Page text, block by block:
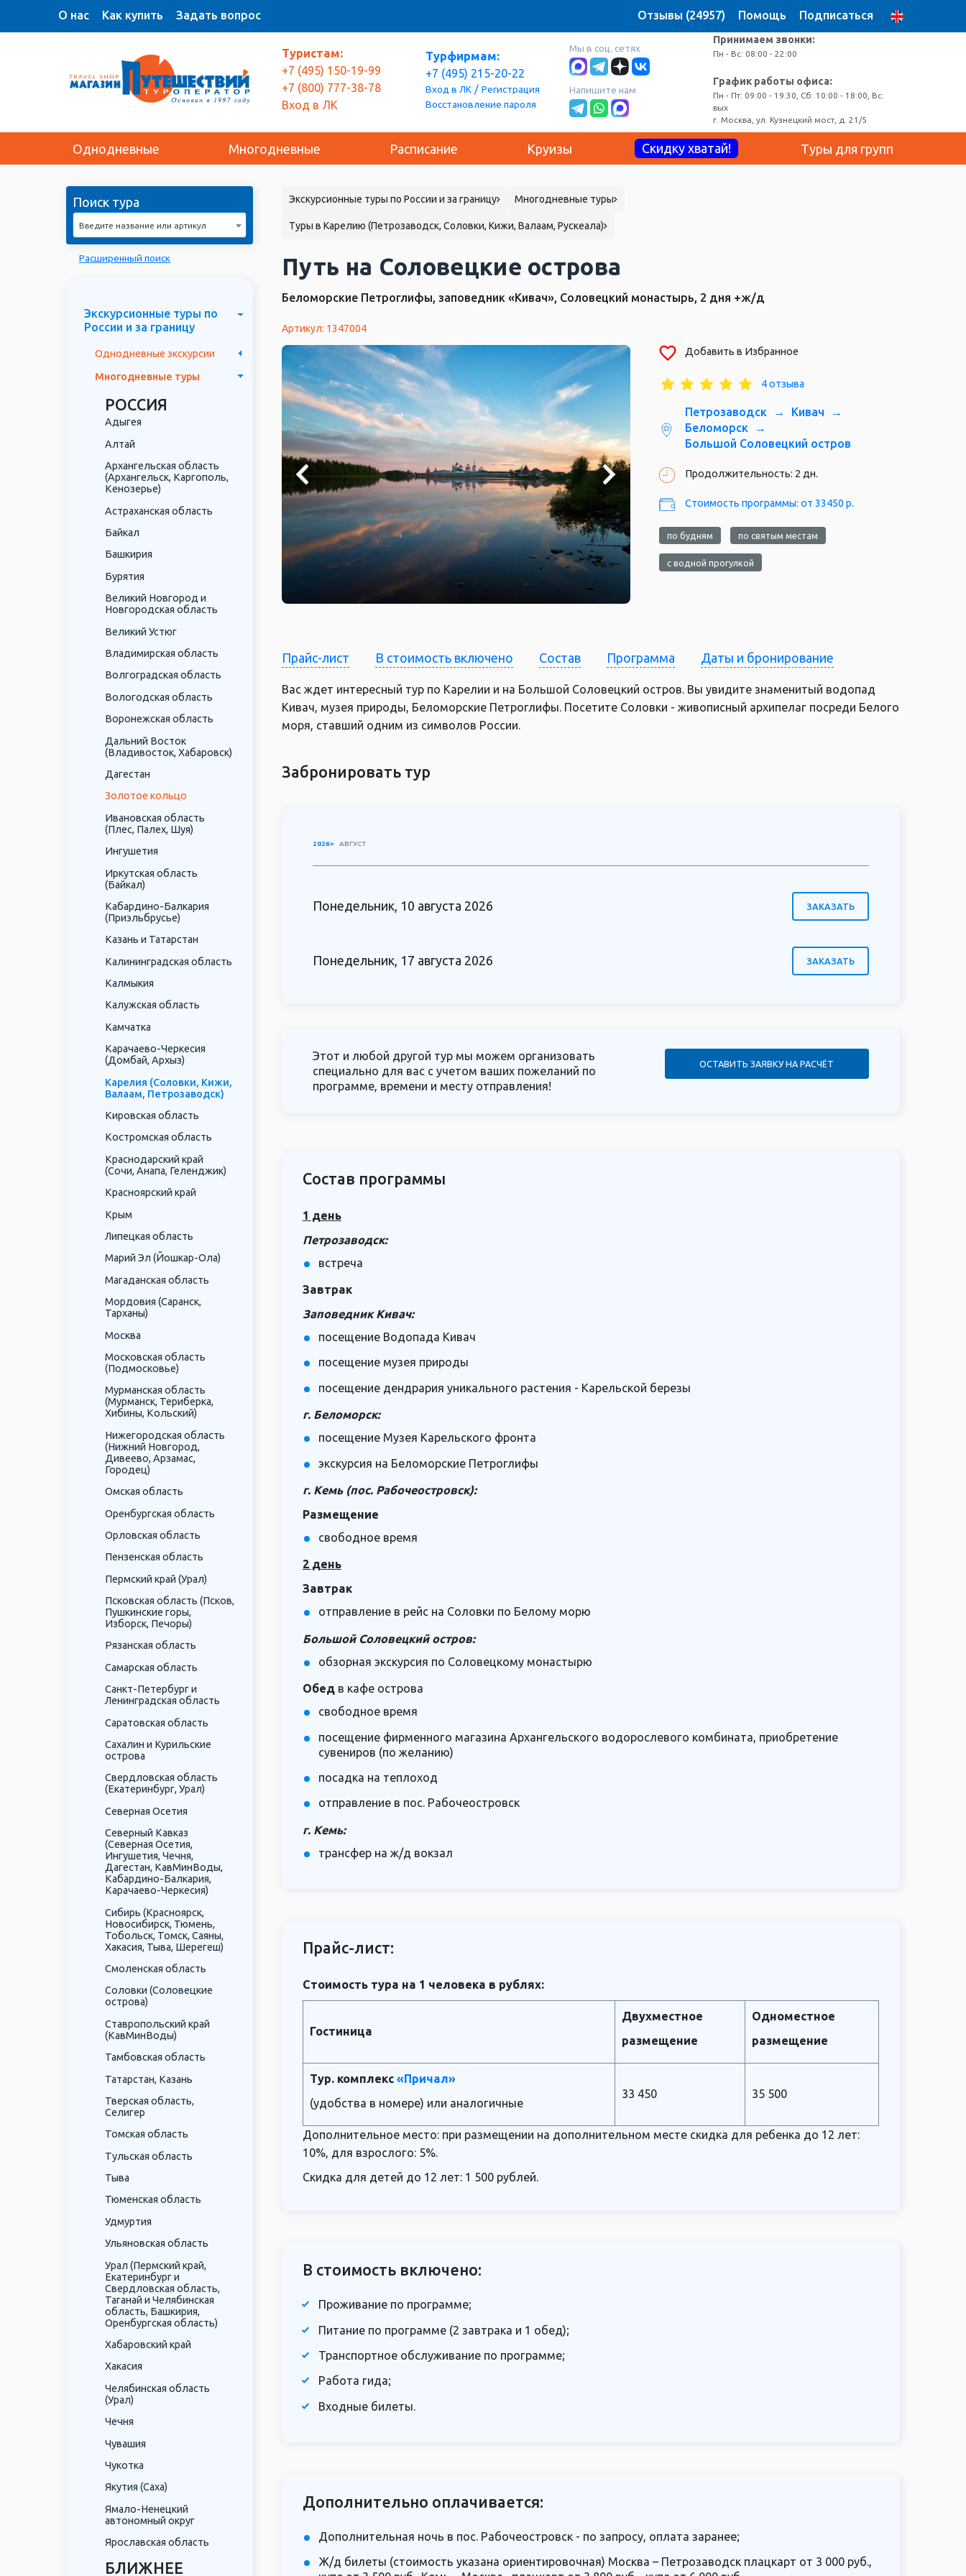
О нас Как купить Задать вопрос Отзывы (24957) Помощь Подписаться
Туристам:
+7 (495) 150-19-99
+7 (800) 777-38-78
Вход в ЛК
Турфирмам:
+7 (495) 215-20-22
Вход в ЛК / Регистрация
Восстановление пароля
Мы в соц. сетях
Напишите нам
Принимаем звонки:
Пн - Вс: 08:00 - 22:00
График работы офиса:
Пн - Пт: 09:00 - 19:30, Сб: 10:00 - 18:00, Вс:
вых
г. Москва, ул. Кузнецкий мост, д. 21/5
Однодневные Многодневные Расписание Круизы Скидку хватай! Туры для групп
Поиск тура
Введите название или артикул
Расширенный поиск
Экскурсионные туры по
России и за границу
Однодневные экскурсии
Многодневные туры
РОССИЯ
Адыгея
Алтай
Архангельская область
(Архангельск, Каргополь,
Кенозерье)
Астраханская область
Байкал
Башкирия
Бурятия
Великий Новгород и
Новгородская область
Великий Устюг
Владимирская область
Волгоградская область
Вологодская область
Воронежская область
Дальний Восток
(Владивосток, Хабаровск)
Дагестан
Золотое кольцо
Ивановская область
(Плес, Палех, Шуя)
Ингушетия
Иркутская область
(Байкал)
Кабардино-Балкария
(Приэльбрусье)
Казань и Татарстан
Калининградская область
Калмыкия
Калужская область
Камчатка
Карачаево-Черкесия
(Домбай, Архыз)
Карелия (Соловки, Кижи,
Валаам, Петрозаводск)
Кировская область
Костромская область
Краснодарский край
(Сочи, Анапа, Геленджик)
Красноярский край
Крым
Липецкая область
Марий Эл (Йошкар-Ола)
Магаданская область
Мордовия (Саранск,
Тарханы)
Москва
Московская область
(Подмосковье)
Мурманская область
(Мурманск, Териберка,
Хибины, Кольский)
Нижегородская область
(Нижний Новгород,
Дивеево, Арзамас,
Городец)
Омская область
Оренбургская область
Орловская область
Пензенская область
Пермский край (Урал)
Псковская область (Псков,
Пушкинские горы,
Изборск, Печоры)
Рязанская область
Самарская область
Санкт-Петербург и
Ленинградская область
Саратовская область
Сахалин и Курильские
острова
Свердловская область
(Екатеринбург, Урал)
Северная Осетия
Северный Кавказ
(Северная Осетия,
Ингушетия, Чечня,
Дагестан, КавМинВоды,
Кабардино-Балкария,
Карачаево-Черкесия)
Сибирь (Красноярск,
Новосибирск, Тюмень,
Тобольск, Томск, Саяны,
Хакасия, Тыва, Шерегеш)
Смоленская область
Соловки (Соловецкие
острова)
Ставропольский край
(КавМинВоды)
Тамбовская область
Татарстан, Казань
Тверская область,
Селигер
Томская область
Тульская область
Тыва
Тюменская область
Удмуртия
Ульяновская область
Урал (Пермский край,
Екатеринбург и
Свердловская область,
Таганай и Челябинская
область, Башкирия,
Оренбургская область)
Хабаровский край
Хакасия
Челябинская область
(Урал)
Чечня
Чувашия
Чукотка
Якутия (Саха)
Ямало-Ненецкий
автономный округ
Ярославская область
БЛИЖНЕЕ
Экскурсионные туры по России и за границу Многодневные туры
Туры в Карелию (Петрозаводск, Соловки, Кижи, Валаам, Рускеала)
Путь на Соловецкие острова
Беломорские Петроглифы, заповедник «Кивач», Соловецкий монастырь, 2 дня +ж/д
Артикул: 1347004
Добавить в Избранное
4 отзыва
Петрозаводск
Кивач
Беломорск
Большой Соловецкий остров
Продолжительность: 2 дн.
Стоимость программы: от 33450 р.
по будням по святым местам
с водной прогулкой
Прайс-лист В стоимость включено Состав Программа Даты и бронирование
Вас ждет интересный тур по Карелии и на Большой Соловецкий остров. Вы увидите знаменитый водопад
Кивач, музея природы, Беломорские Петроглифы. Посетите Соловки - живописный архипелаг посреди Белого
моря, ставший одним из символов России.
Забронировать тур
2026> АВГУСТ
Понедельник, 10 августа 2026 ЗАКАЗАТЬ
Понедельник, 17 августа 2026 ЗАКАЗАТЬ
Этот и любой другой тур мы можем организовать
специально для вас с учетом ваших пожеланий по
программе, времени и месту отправления!
ОСТАВИТЬ ЗАЯВКУ НА РАСЧЁТ
Состав программы
1 день
Петрозаводск:
встреча
Завтрак
Заповедник Кивач:
посещение Водопада Кивач
посещение музея природы
посещение дендрария уникального растения - Карельской березы
г. Беломорск:
посещение Музея Карельского фронта
экскурсия на Беломорские Петроглифы
г. Кемь (пос. Рабочеостровск):
Размещение
свободное время
2 день
Завтрак
отправление в рейс на Соловки по Белому морю
Большой Соловецкий остров:
обзорная экскурсия по Соловецкому монастырю
Обед в кафе острова
свободное время
посещение фирменного магазина Архангельского водорослевого комбината, приобретение
сувениров (по желанию)
посадка на теплоход
отправление в пос. Рабочеостровск
г. Кемь:
трансфер на ж/д вокзал
Прайс-лист:
Стоимость тура на 1 человека в рублях:
Гостиница
Двухместное
размещение
Одноместное
размещение
Тур. комплекс «Причал»
(удобства в номере) или аналогичные
33 450 35 500
Дополнительное место: при размещении на дополнительном месте скидка для ребенка до 12 лет:
10%, для взрослого: 5%.
Скидка для детей до 12 лет: 1 500 рублей.
В стоимость включено:
Проживание по программе;
Питание по программе (2 завтрака и 1 обед);
Транспортное обслуживание по программе;
Работа гида;
Входные билеты.
Дополнительно оплачивается:
Дополнительная ночь в пос. Рабочеостровск - по запросу, оплата заранее;
Ж/д билеты (стоимость указана ориентировочная) Москва – Петрозаводск плацкарт от 3 000 руб.,